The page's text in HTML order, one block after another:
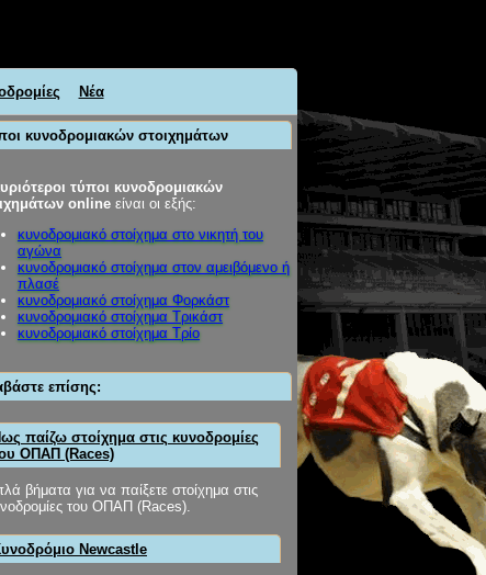
Νέα
κυνοδρομιακών στοιχημάτων
τύποι κυνοδρομιακών
online είναι οι εξής:
κυνοδρομιακό στοίχημα στο νικητή του
αγώνα
κυνοδρομιακό στοίχημα στον αμειβόμενο ή
πλασέ
κυνοδρομιακό στοίχημα Φορκάστ
κυνοδρομιακό στοίχημα Τρικάστ
κυνοδρομιακό στοίχημα Τρίο
επίσης:
παίζω στοίχημα στις κυνοδρομίες
ΟΠΑΠ (Races)
βήματα για να παίξετε στοίχημα στις
του ΟΠΑΠ (Races).
Newcastle